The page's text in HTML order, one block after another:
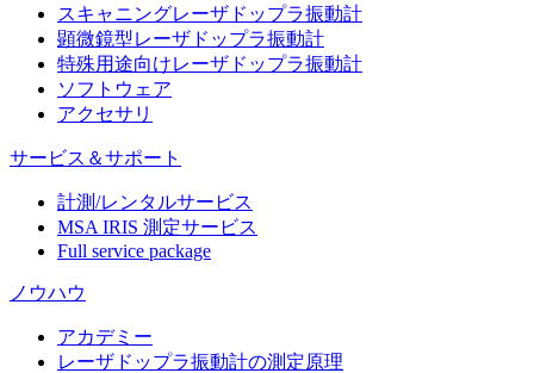
スキャニングレーザドップラ振動計
顕微鏡型レーザドップラ振動計
特殊用途向けレーザドップラ振動計
ソフトウェア
アクセサリ
サービス＆サポート
計測/レンタルサービス
MSA IRIS 測定サービス
Full service package
ノウハウ
アカデミー
レーザドップラ振動計の測定原理